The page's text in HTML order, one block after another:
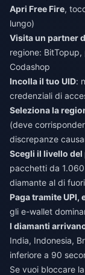
Apri Free Fire,
lungo)
Visita un partner
regione:
Codashop
Incolla il tuo UID:
credenziali di
Seleziona la
(deve
discrepanze
Scegli il livello
pacchetti da
diamante al di
Paga tramite UPI,
gli e-wallet
I diamanti
India, Indonesia,
inferiore a 90
Se vuoi bloccare